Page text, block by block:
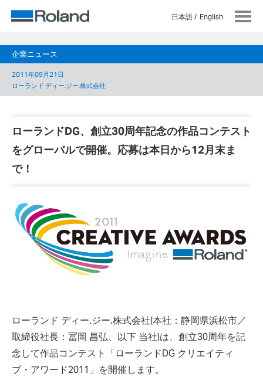
日本語 English
企業ニュース
2011年09月21日
ローランド ディー.ジー.株式会社
ローランドDG、創立30周年記念の作品コンテスト
をグローバルで開催。応募は本日から12月末ま
で！
ローランド ディー.ジー.株式会社(本社：静岡県浜松市／
取締役社長：冨岡 昌弘、以下 当社)は、創立30周年を記
念して作品コンテスト「ローランドDG クリエイティ
ブ・アワード2011」を開催します。